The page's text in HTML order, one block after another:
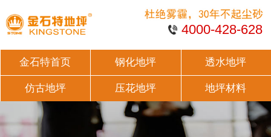
4000-428-628
金石特首页 钢化地坪 透水地坪
仿古地坪 压花地坪 地坪材料